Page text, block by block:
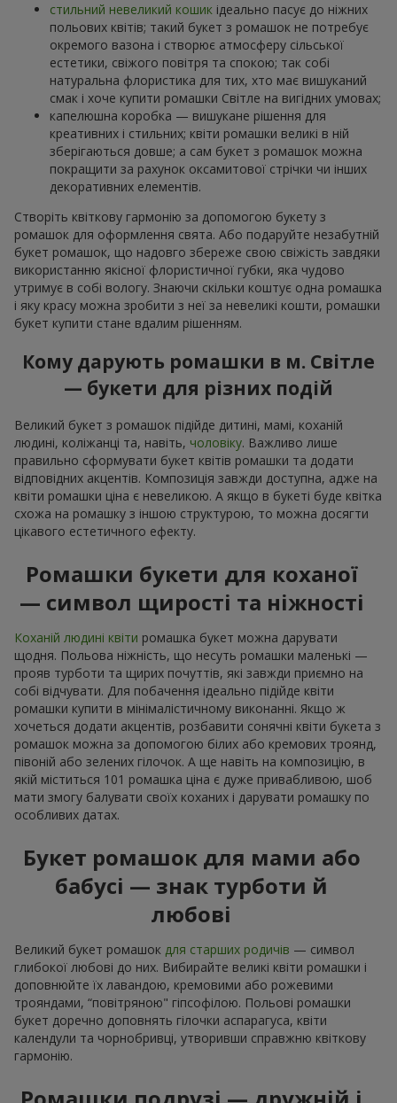
стильний невеликий кошик ідеально пасує до ніжних
польових квітів; такий букет з ромашок не потребує
окремого вазона і створює атмосферу сільської
естетики, свіжого повітря та спокою; так собі
натуральна флористика для тих, хто має вишуканий
смак і хоче купити ромашки Світле на вигідних умовах;
капелюшна коробка — вишукане рішення для
креативних і стильних; квіти ромашки великі в ній
зберігаються довше; а сам букет з ромашок можна
покращити за рахунок оксамитової стрічки чи інших
декоративних елементів.
Створіть квіткову гармонію за допомогою букету з
ромашок для оформлення свята. Або подаруйте незабутній
букет ромашок, що надовго збереже свою свіжість завдяки
використанню якісної флористичної губки, яка чудово
утримує в собі вологу. Знаючи скільки коштує одна ромашка
і яку красу можна зробити з неї за невеликі кошти, ромашки
букет купити стане вдалим рішенням.
Кому дарують ромашки в м. Світле
— букети для різних подій
Великий букет з ромашок підійде дитині, мамі, коханій
людині, коліжанці та, навіть, чоловіку. Важливо лише
правильно сформувати букет квітів ромашки та додати
відповідних акцентів. Композиція завжди доступна, адже на
квіти ромашки ціна є невеликою. А якщо в букеті буде квітка
схожа на ромашку з іншою структурою, то можна досягти
цікавого естетичного ефекту.
Ромашки букети для коханої
— символ щирості та ніжності
Коханій людині квіти ромашка букет можна дарувати
щодня. Польова ніжність, що несуть ромашки маленькі —
прояв турботи та щирих почуттів, які завжди приємно на
собі відчувати. Для побачення ідеально підійде квіти
ромашки купити в мінімалістичному виконанні. Якщо ж
хочеться додати акцентів, розбавити сонячні квіти букета з
ромашок можна за допомогою білих або кремових троянд,
півоній або зелених гілочок. А ще навіть на композицію, в
якій міститься 101 ромашка ціна є дуже привабливою, шоб
мати змогу балувати своїх коханих і дарувати ромашку по
особливих датах.
Букет ромашок для мами або
бабусі — знак турботи й
любові
Великий букет ромашок для старших родичів — символ
глибокої любові до них. Вибирайте великі квіти ромашки і
доповнюйте їх лавандою, кремовими або рожевими
трояндами, “повітряною" гіпсофілою. Польові ромашки
букет доречно доповнять гілочки аспарагуса, квіти
календули та чорнобривці, утворивши справжню квіткову
гармонію.